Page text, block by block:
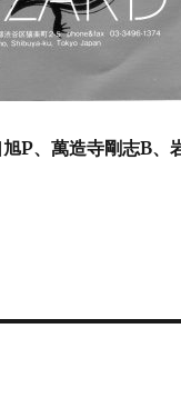
P、萬造寺剛志B